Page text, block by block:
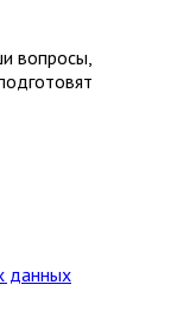
вопросы,
данных